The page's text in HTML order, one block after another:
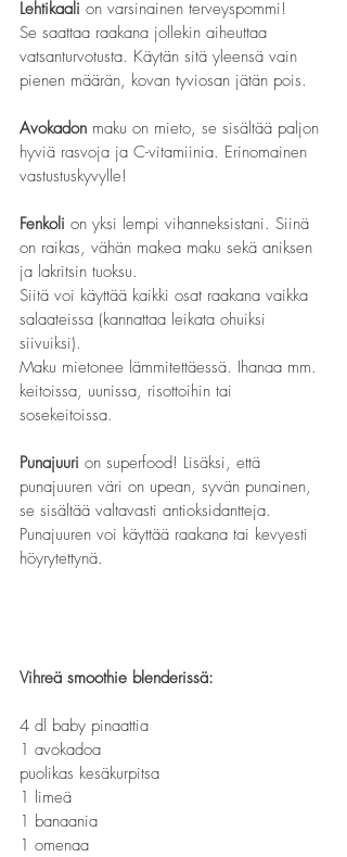
Lehtikaali on varsinainen terveyspommi!
Se saattaa raakana jollekin aiheuttaa
vatsanturvotusta. Käytän sitä yleensä vain
pienen määrän, kovan tyviosan jätän pois.
Avokadon maku on mieto, se sisältää paljon
hyviä rasvoja ja C-vitamiinia. Erinomainen
vastustuskyvylle!
Fenkoli on yksi lempi vihanneksistani. Siinä
on raikas, vähän makea maku sekä aniksen
ja lakritsin tuoksu.
Siitä voi käyttää kaikki osat raakana vaikka
salaateissa (kannattaa leikata ohuiksi
siivuiksi).
Maku mietonee lämmitettäessä. Ihanaa mm.
keitoissa, uunissa, risottoihin tai
sosekeitoissa.
Punajuuri on superfood! Lisäksi, että
punajuuren väri on upean, syvän punainen,
se sisältää valtavasti antioksidantteja.
Punajuuren voi käyttää raakana tai kevyesti
höyrytettynä.
Vihreä smoothie blenderissä:
4 dl baby pinaattia
1 avokadoa
puolikas kesäkurpitsa
1 limeä
1 banaania
1 omenaa